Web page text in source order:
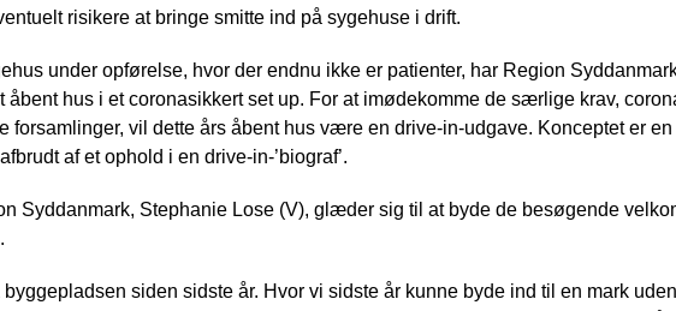
risikere at bringe smitte ind på sygehuse i drift.
under opførelse, hvor der endnu ikke er patienter, har Region
åbent hus i et coronasikkert set up. For at imødekomme de særlige krav,
forsamlinger, vil dette års åbent hus være en drive-in-udgave. Konceptet er en
af et ophold i en drive-in-’biograf’.
Syddanmark, Stephanie Lose (V), glæder sig til at byde de besøgende
siden sidste år. Hvor vi sidste år kunne byde ind til en mark